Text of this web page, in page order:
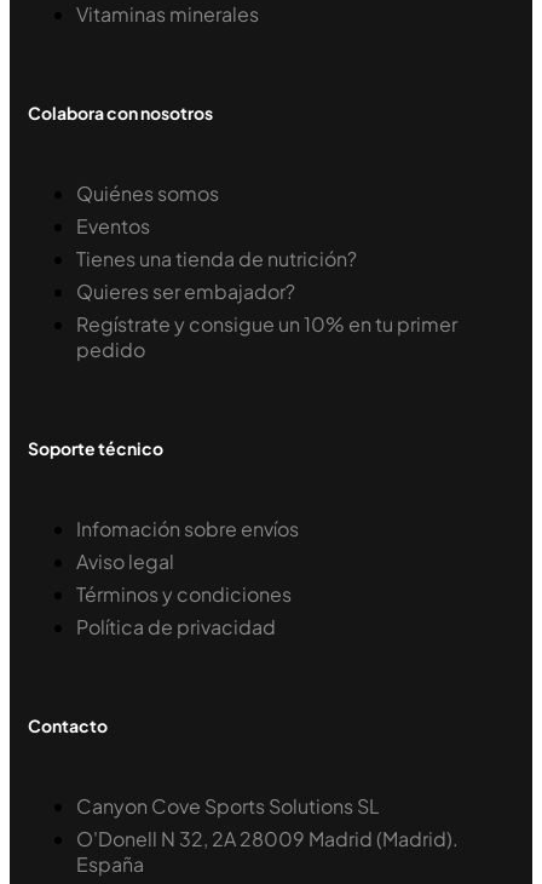
Vitaminas minerales
Colabora con nosotros
Quiénes somos
Eventos
Tienes una tienda de nutrición?
Quieres ser embajador?
Regístrate y consigue un 10% en tu primer
pedido
Soporte técnico
Infomación sobre envíos
Aviso legal
Términos y condiciones
Política de privacidad
Contacto
Canyon Cove Sports Solutions SL
O'Donell N 32, 2A 28009 Madrid (Madrid).
España